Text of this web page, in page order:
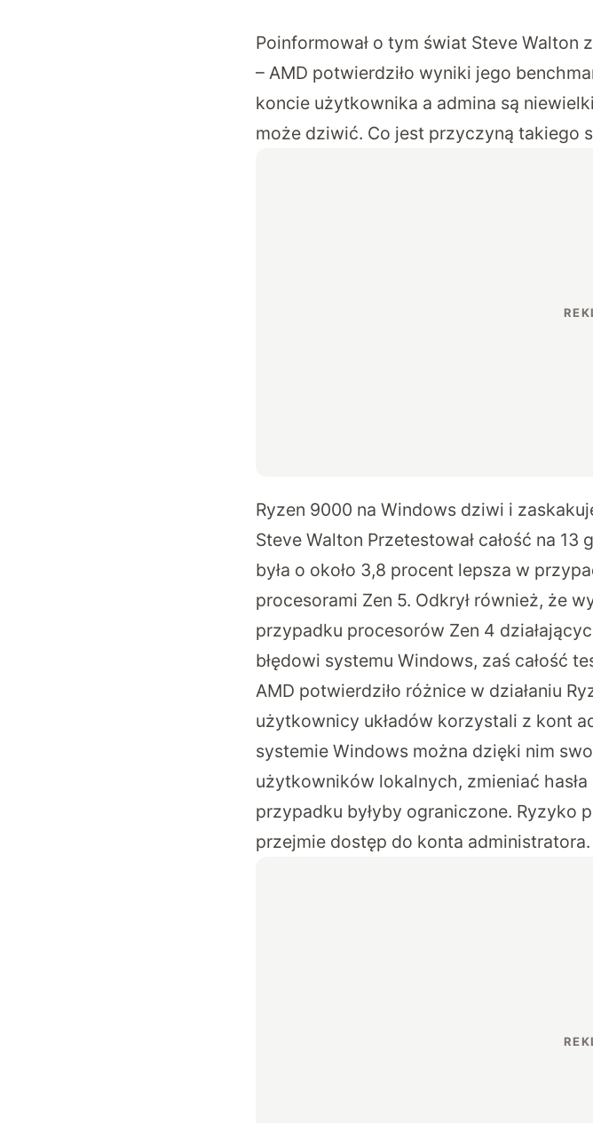
Poinformował o tym świat Steve Walton
– AMD potwierdziło wyniki jego
koncie użytkownika a admina są
może dziwić. Co jest przyczyną takiego
Ryzen 9000 na Windows dziwi i
Steve Walton Przetestował całość na
była o około 3,8 procent lepsza w
procesorami Zen 5. Odkrył również, że
przypadku procesorów Zen 4
błędowi systemu Windows, zaś całość
AMD potwierdziło różnice w działaniu
użytkownicy układów korzystali z kont
systemie Windows można dzięki nim
użytkowników lokalnych, zmieniać
przypadku byłyby ograniczone. Ryzyko
przejmie dostęp do konta administratora.